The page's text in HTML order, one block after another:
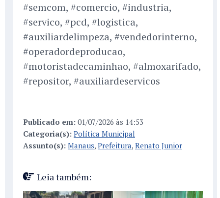
#semcom, #comercio, #industria,
#servico, #pcd, #logistica,
#auxiliardelimpeza, #vendedorinterno,
#operadordeproducao,
#motoristadecaminhao, #almoxarifado,
#repositor, #auxiliardeservicos
Publicado em: 01/07/2026 às 14:53
Categoria(s): Política Municipal
Assunto(s): Manaus, Prefeitura, Renato Junior
Leia também: